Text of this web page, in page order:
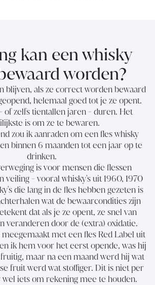
kan een whisky
worden?
blijven, als ze correct worden bewaard
helemaal goed tot je ze opent.
of zelfs tientallen jaren - duren. Het
is om ze te bewaren.
zou ik aanraden om een fles whisky
binnen 6 maanden tot een jaar op te
drinken.
is voor mensen die flessen
veiling - vooral whisky's uit 1960, 1970
die lang in de fles hebben gezeten is
wat de bewaarcondities zijn
dat als je ze opent, ze snel van
veranderen door de (extra) oxidatie.
meegemaakt met een fles Red Label uit
ik hem voor het eerst opende, was hij
maar na een maand werd hij wat
fruit werd wat stoffiger. Dit is niet per
wel iets om rekening mee te houden.